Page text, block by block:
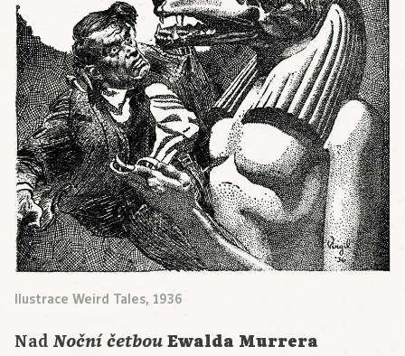
Ilustrace Weird Tales, 1936
NadNoční četbouEwalda Murrera